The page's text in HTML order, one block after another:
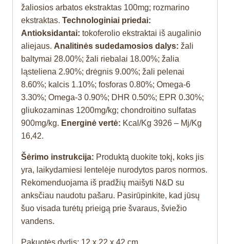
žaliosios arbatos ekstraktas 100mg; rozmarino
ekstraktas. Technologiniai priedai:
Antioksidantai: tokoferolio ekstraktai iš augalinio
aliejaus. Analitinės sudedamosios dalys: žali
baltymai 28.00%; žali riebalai 18.00%; žalia
ląsteliena 2.90%; drėgnis 9.00%; žali pelenai
8.60%; kalcis 1.10%; fosforas 0.80%; Omega-6
3.30%; Omega-3 0.90%; DHR 0.50%; EPR 0.30%;
gliukozaminas 1200mg/kg; chondroitino sulfatas
900mg/kg. Energinė vertė: Kcal/Kg 3926 – Mj/Kg
16,42.
Šėrimo instrukcija: Produktą duokite tokį, koks jis
yra, laikydamiesi lentelėje nurodytos paros normos.
Rekomenduojama iš pradžių maišyti N&D su
anksčiau naudotu pašaru. Pasirūpinkite, kad jūsų
šuo visada turėtų prieigą prie švaraus, šviežio
vandens.